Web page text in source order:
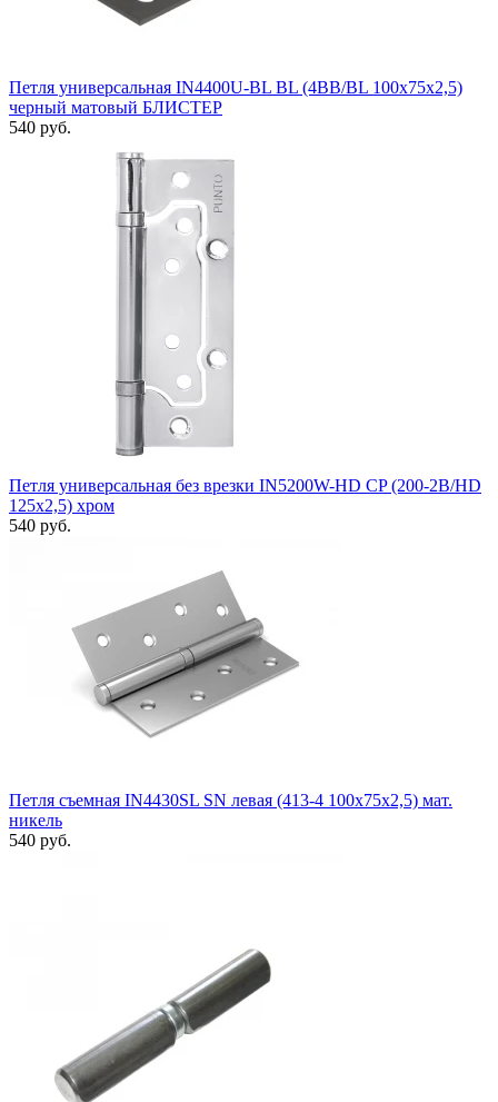
Петля универсальная IN4400U-BL BL (4BB/BL 100x75x2,5)
черный матовый БЛИСТЕР
540 руб.
Петля универсальная без врезки IN5200W-HD CP (200-2B/HD
125x2,5) хром
540 руб.
Петля съемная IN4430SL SN левая (413-4 100x75x2,5) мат.
никель
540 руб.